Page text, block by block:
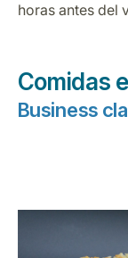
horas antes del
Comidas
Business